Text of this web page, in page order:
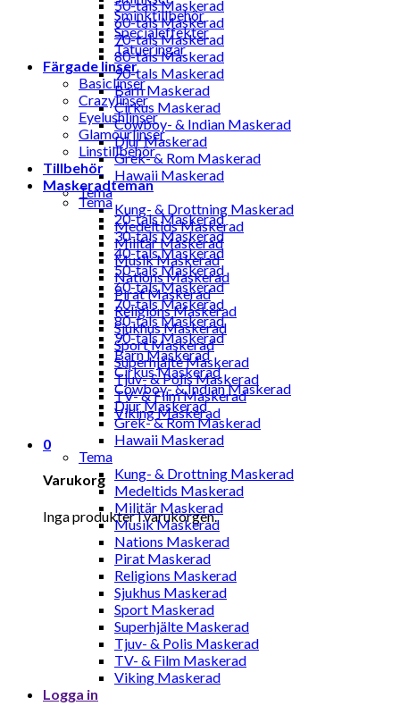
50-tals Maskerad
60-tals Maskerad
70-tals Maskerad
80-tals Maskerad
90-tals Maskerad
Barn Maskerad
Cirkus Maskerad
Cowboy- & Indian Maskerad
Djur Maskerad
Grek- & Rom Maskerad
Hawaii Maskerad
Tema
Kung- & Drottning Maskerad
Medeltids Maskerad
Militär Maskerad
Musik Maskerad
Nations Maskerad
Pirat Maskerad
Religions Maskerad
Sjukhus Maskerad
Sport Maskerad
Superhjälte Maskerad
Tjuv- & Polis Maskerad
TV- & Film Maskerad
Viking Maskerad
0
Varukorg
Inga produkter i varukorgen.
Sminktillbehör
Specialeffekter
Tatueringar
Färgade linser
Basiclinser
Crazylinser
Eyelushlinser
Glamourlinser
Linstillbehör
Tillbehör
Maskeradteman
Tema
20-tals Maskerad
30-tals Maskerad
40-tals Maskerad
50-tals Maskerad
60-tals Maskerad
70-tals Maskerad
80-tals Maskerad
90-tals Maskerad
Barn Maskerad
Cirkus Maskerad
Cowboy- & Indian Maskerad
Djur Maskerad
Grek- & Rom Maskerad
Hawaii Maskerad
Tema
Kung- & Drottning Maskerad
Medeltids Maskerad
Militär Maskerad
Musik Maskerad
Nations Maskerad
Pirat Maskerad
Religions Maskerad
Sjukhus Maskerad
Sport Maskerad
Superhjälte Maskerad
Tjuv- & Polis Maskerad
TV- & Film Maskerad
Viking Maskerad
Logga in